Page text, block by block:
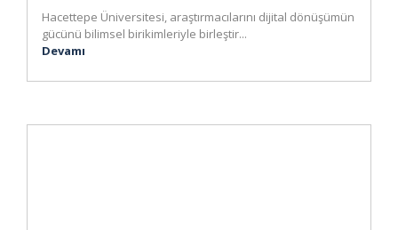
Hacettepe Üniversitesi, araştırmacılarını dijital dönüşümün
gücünü bilimsel birikimleriyle birleştir...
Devamı